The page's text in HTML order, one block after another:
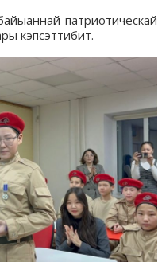
патриотическай
кэпсэттибит.